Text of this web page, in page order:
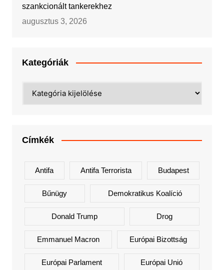
szankcionált tankerekhez
augusztus 3, 2026
Kategóriák
Címkék
Antifa Antifa Terrorista Budapest
Bűnügy Demokratikus Koalíció
Donald Trump Drog
Emmanuel Macron Európai Bizottság
Európai Parlament Európai Unió